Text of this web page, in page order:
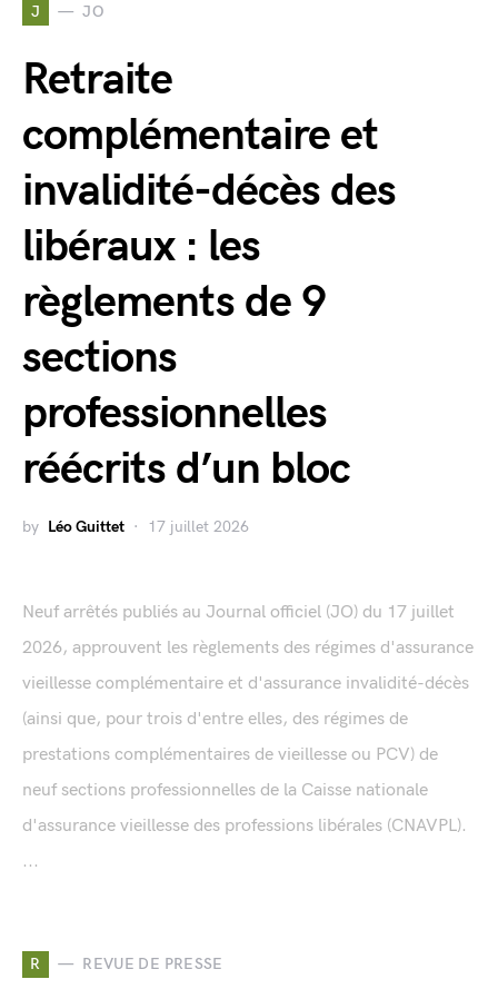
J JO
Retraite
complémentaire et
invalidité-décès des
libéraux : les
règlements de 9
sections
professionnelles
réécrits d’un bloc
by Léo Guittet 17 juillet 2026
Neuf arrêtés publiés au Journal officiel (JO) du 17 juillet
2026, approuvent les règlements des régimes d'assurance
vieillesse complémentaire et d'assurance invalidité-décès
(ainsi que, pour trois d'entre elles, des régimes de
prestations complémentaires de vieillesse ou PCV) de
neuf sections professionnelles de la Caisse nationale
d'assurance vieillesse des professions libérales (CNAVPL).
...
R REVUE DE PRESSE